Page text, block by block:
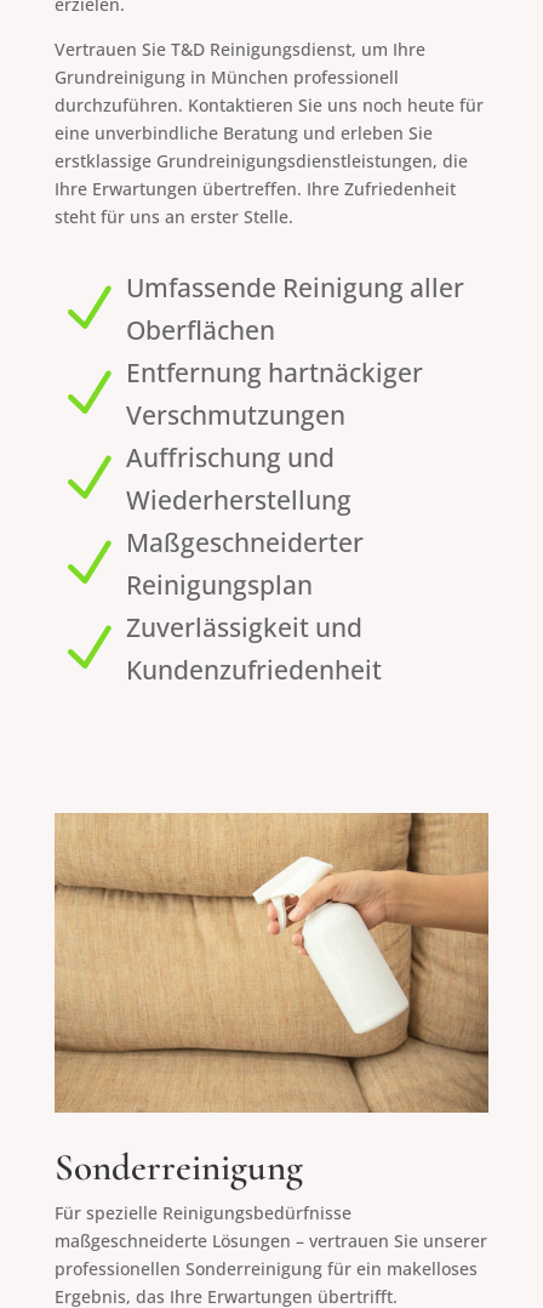
Vertrauen Sie T&D Reinigungsdienst, um Ihre
Grundreinigung in München professionell
durchzuführen. Kontaktieren Sie uns noch heute für
eine unverbindliche Beratung und erleben Sie
erstklassige Grundreinigungsdienstleistungen, die
Ihre Erwartungen übertreffen. Ihre Zufriedenheit
steht für uns an erster Stelle.
N Umfassende Reinigung aller
Oberflächen
N Entfernung hartnäckiger
Verschmutzungen
N Auffrischung und
Wiederherstellung
N Maßgeschneiderter
Reinigungsplan
N Zuverlässigkeit und
Kundenzufriedenheit
Sonderreinigung
Für spezielle Reinigungsbedürfnisse
maßgeschneiderte Lösungen – vertrauen Sie unserer
professionellen Sonderreinigung für ein makelloses
Ergebnis, das Ihre Erwartungen übertrifft.